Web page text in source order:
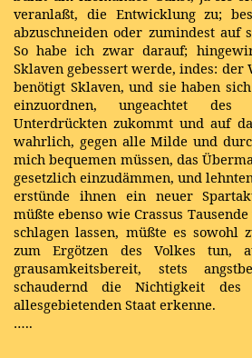
veranlaßt, die Entwicklung zu;
abzuschneiden oder zumindest auf
So habe ich zwar darauf;
Sklaven gebessert werde, indes: der
benötigt Sklaven, und sie haben
einzuordnen, ungeachtet
Unterdrückten zukommt und auf
wahrlich, gegen alle Milde und
mich bequemen müssen, das
gesetzlich einzudämmen, und
erstünde ihnen ein neuer
müßte ebenso wie Crassus
schlagen lassen, müßte es sowohl
zum Ergötzen des Volkes tun,
grausamkeitsbereit, stets
schaudernd die Nichtigkeit
allesgebietenden Staat erkenne.
…..